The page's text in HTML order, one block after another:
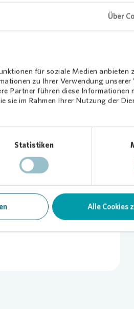
Über
für soziale Medien anbieten
zu Ihrer Verwendung unserer
Partner führen diese Informationen
sie im Rahmen Ihrer Nutzung der
Statistiken
Alle Cookies
Kurse anbieten oder sich direkt
glinde?step=service